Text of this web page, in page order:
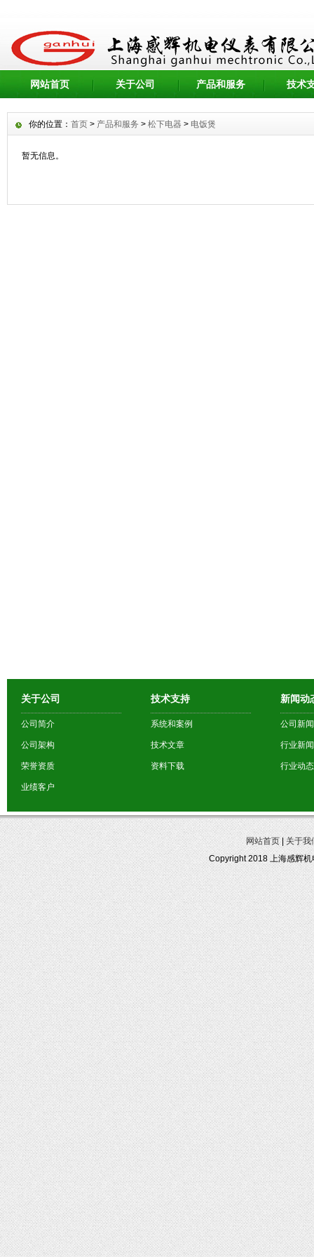
网站首页 关于公司 产品和服务 技术
你的位置： 首页 > 产品和服务 > 松下电器 > 电饭煲
暂无信息。
关于公司
公司简介
公司架构
荣誉资质
业绩客户
技术支持
系统和案例
技术文章
资料下载
新闻动
公司新闻
行业新闻
行业动态
网站首页|关于我
Copyright 2018 上海感辉